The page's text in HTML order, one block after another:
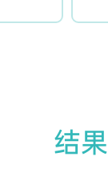
结